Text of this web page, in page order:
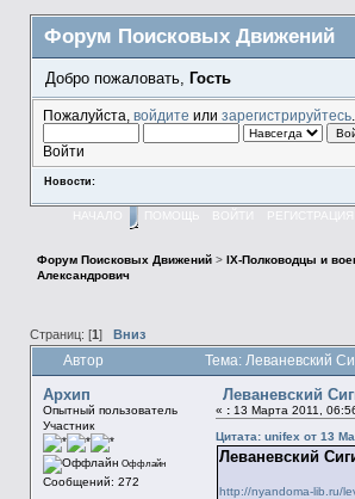
Форум Поисковых Движений
Добро пожаловать, Гость
Пожалуйста, войдите или зарегистрируйтесь.
Войти
Новости:
НАЧАЛО ПОМОЩЬ ВОЙТИ РЕГИСТРАЦИЯ
Форум Поисковых Движений> IX-Полководцы и
Александрович
Страниц: [1 ] Вниз
Автор Тема: Леваневский
Архип
Опытный пользователь
Участник
Оффлайн
Сообщений: 272
Леваневский
« :13 Марта 2011,
Цитата: unifex от 13
Леваневский
http://nyandoma-lib.ru/